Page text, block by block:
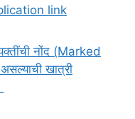
link
नोंद (Marked
खात्री